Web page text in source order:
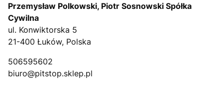
Przemysław Polkowski, Piotr Sosnowski Spółka
Cywilna
ul. Konwiktorska 5
21-400 Łuków, Polska
506595602
biuro@pitstop.sklep.pl